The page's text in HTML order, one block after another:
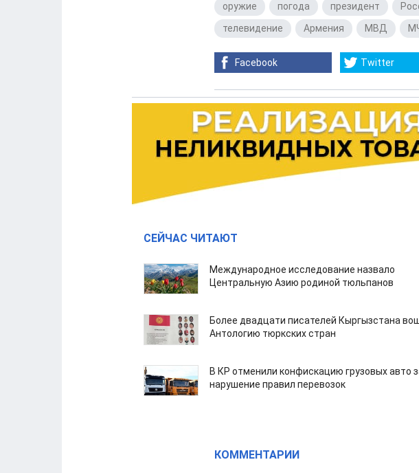
оружие
погода президент
телевидение
Армения МВД
Facebook Twitter
СЕЙЧАС ЧИТАЮТ
Международное исследование назвало
Центральную Азию родиной тюльпанов
Более двадцати писателей Кыргызстана
Антологию тюркских стран
В КР отменили конфискацию грузовых авто
нарушение правил перевозок
КОММЕНТАРИИ